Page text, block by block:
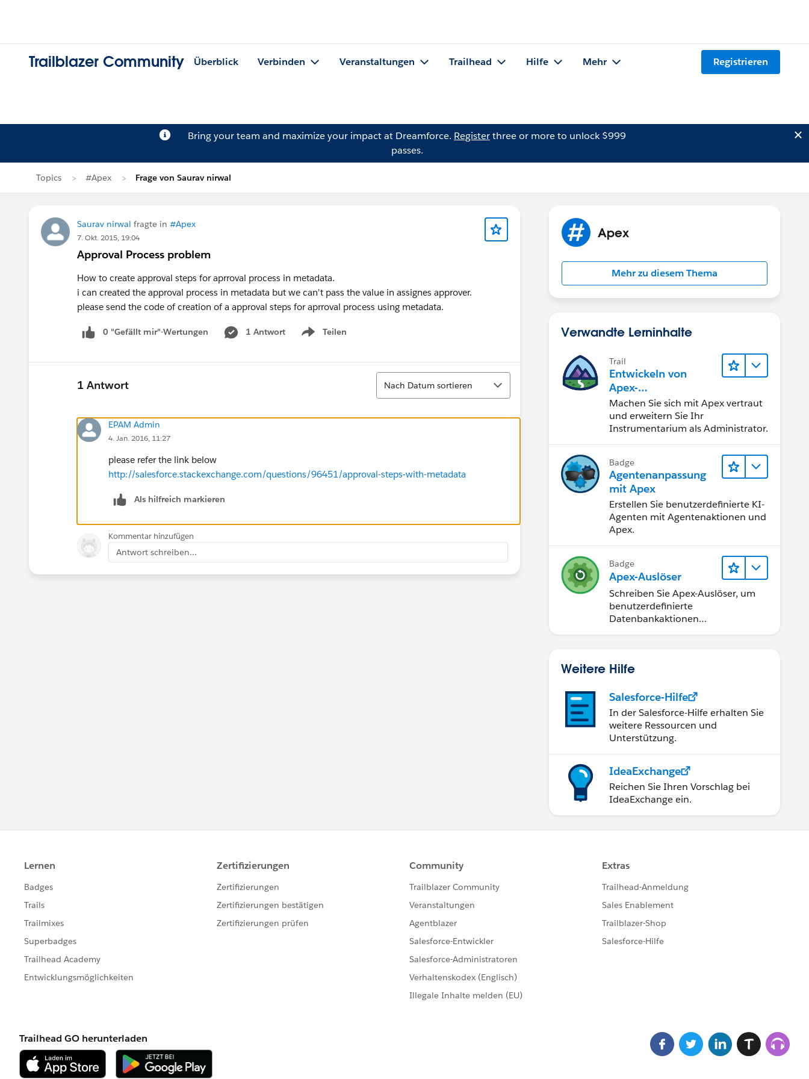
Trailblazer Community Überblick Verbinden Veranstaltungen Trailhead Hilfe Mehr Registrieren
Bring your team and maximize your impact at Dreamforce. Registerthree or more to unlock $999
passes.
Topics #Apex Frage von Saurav nirwal
Saurav nirwal fragte in #Apex
7. Okt. 2015, 19:04
Approval Process problem
How to create approval steps for aprroval process in metadata.
i can created the approval process in metadata but we can't pass the value in assignes approver.
please send the code of creation of a approval steps for aprroval process using metadata.
0 "Gefällt mir"-Wertungen 1 Antwort Teilen
Show menu
1 Antwort
Sortieren
Nach Datum sortieren
EPAM Admin
4. Jan. 2016, 11:27
please refer the link below
http://salesforce.stackexchange.com/questions/96451/approval-steps-with-metadata
Als hilfreich markieren
Kommentar hinzufügen
Antwort schreiben...
Apex
Mehr zu diesem Thema
Verwandte Lerninhalte
Trail
Entwickeln von
Apex-
Programmierkenntni
ssen
Machen Sie sich mit Apex vertraut
und erweitern Sie Ihr
Instrumentarium als Administrator.
Badge
Agentenanpassung
mit Apex
Erstellen Sie benutzerdefinierte KI-
Agenten mit Agentenaktionen und
Apex.
Badge
Apex-Auslöser
Schreiben Sie Apex-Auslöser, um
benutzerdefinierte
Datenbankaktionen
Weitere Hilfe
Salesforce-Hilfe
In der Salesforce-Hilfe erhalten Sie
weitere Ressourcen und
Unterstützung.
IdeaExchange
Reichen Sie Ihren Vorschlag bei
IdeaExchange ein.